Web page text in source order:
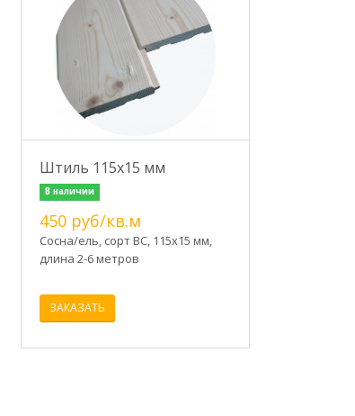
Штиль 115х15 мм
В наличии
450 руб/кв.м
Сосна/ель, сорт ВС, 115х15 мм,
длина 2-6 метров
ЗАКАЗАТЬ